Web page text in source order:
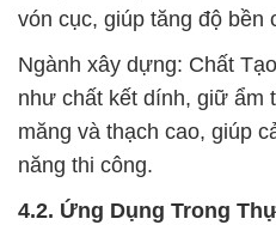
vón cục, giúp tăng độ bền
Ngành xây dựng: Chất
như chất kết dính, giữ ẩm
măng và thạch cao, giúp
năng thi công.
4.2. Ứng Dụng Trong